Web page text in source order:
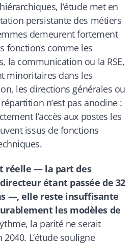
l’étude met en
persistante des métiers
demeurent fortement
fonctions comme les
la communication ou la RSE,
minoritaires dans les
les directions générales ou
n’est pas anodine :
l’accès aux postes les
issus de fonctions
réelle — la part des
étant passée de 32
—, elle reste insuffisante
les modèles de
la parité ne serait
2040. L’étude souligne